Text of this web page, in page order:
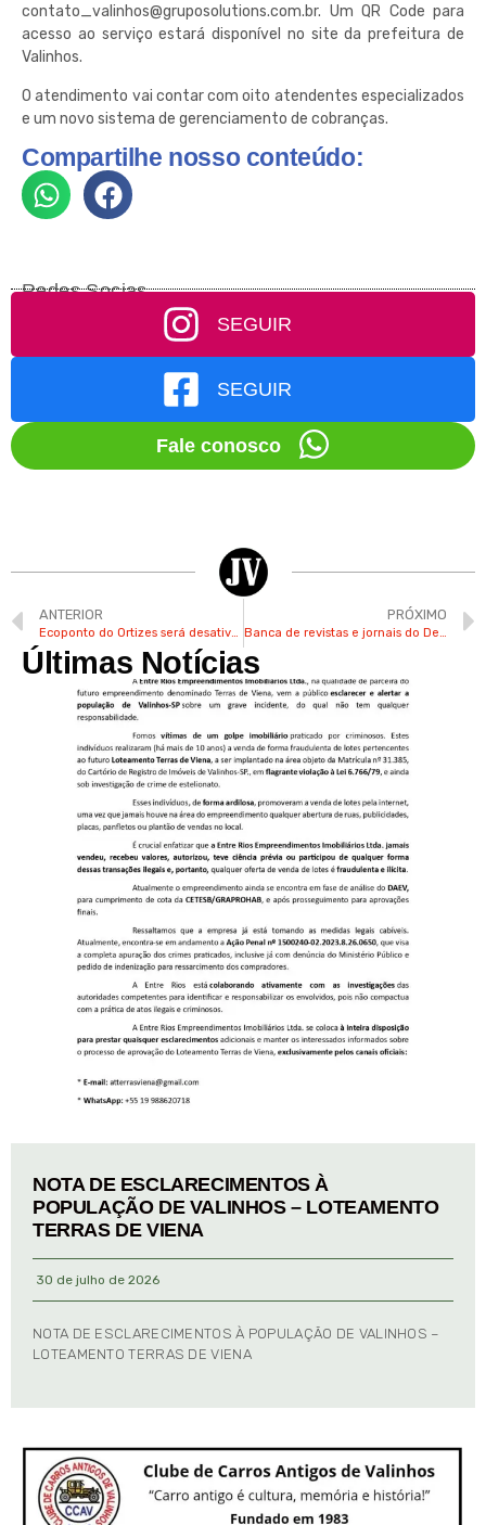
contato_valinhos@gruposolutions.com.br. Um QR Code para
acesso ao serviço estará disponível no site da prefeitura de
Valinhos.
O atendimento vai contar com oito atendentes especializados
e um novo sistema de gerenciamento de cobranças.
Compartilhe nosso conteúdo:
Redes Socias
SEGUIR
SEGUIR
Fale conosco
ANTERIOR
Ecoponto do Ortizes será desativado em Valinhos para construção de casas populares
PRÓXIMO
Banca de revistas e jornais do Devair sobrevive há 42 anos no Vera Cruz em Valinhos
Últimas Notícias
NOTA DE ESCLARECIMENTOS À
POPULAÇÃO DE VALINHOS – LOTEAMENTO
TERRAS DE VIENA
30 de julho de 2026
NOTA DE ESCLARECIMENTOS À POPULAÇÃO DE VALINHOS –
LOTEAMENTO TERRAS DE VIENA